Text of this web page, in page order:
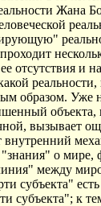
Жана
отсутствия и
образом. Уже
объекта,
вызывает
внутренний
"знания" о
между
субъекта"
субъекта"; к